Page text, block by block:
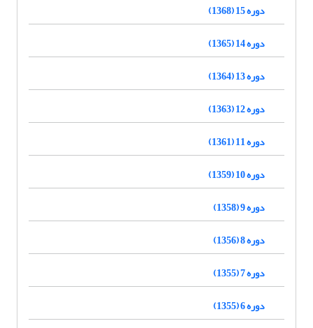
دوره 15 (1368)
دوره 14 (1365)
دوره 13 (1364)
دوره 12 (1363)
دوره 11 (1361)
دوره 10 (1359)
دوره 9 (1358)
دوره 8 (1356)
دوره 7 (1355)
دوره 6 (1355)